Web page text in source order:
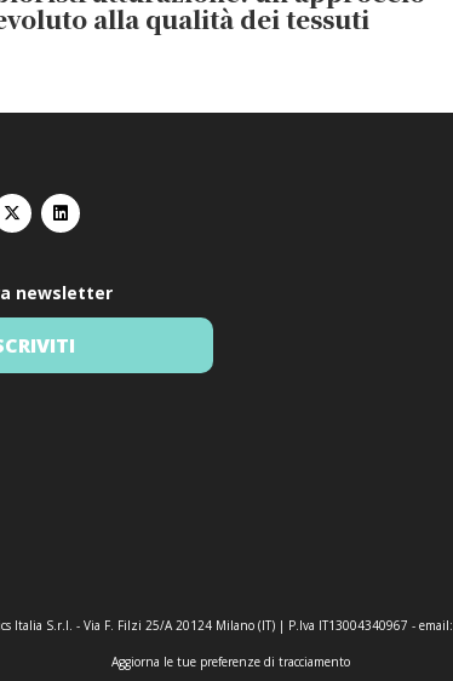
alla qualità dei tessuti
newsletter
Italia S.r.l. - Via F. Filzi 25/A 20124 Milano (IT) | P.Iva IT13004340967 - email:
Aggiorna le tue preferenze di tracciamento